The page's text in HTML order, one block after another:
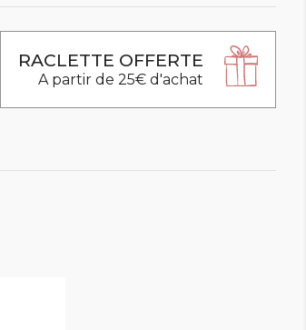
RACLETTE OFFERTE
A partir de 25€ d'achat